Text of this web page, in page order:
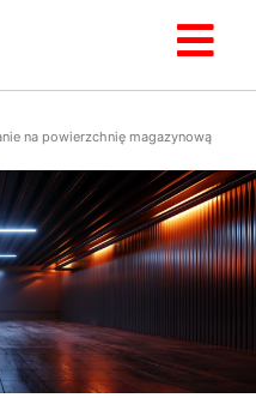
na powierzchnię magazynową